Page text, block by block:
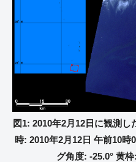
図1: 2010年2月12日に観測
時: 2010年2月12日 午前10
グ角度: -25.0° 黄